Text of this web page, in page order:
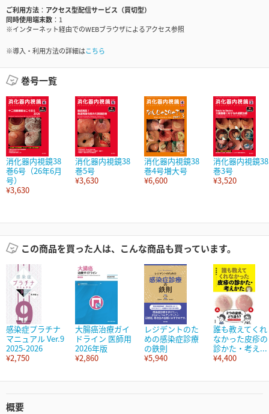
ご利用方法
アクセス型配信サービス（買切型）
同時使用端末数
1
※インターネット経由でのWEBブラウザによるアクセス参照
※導入・利用方法の詳細はこちら
巻号一覧
消化器内視鏡38
巻6号（26年6月
号）
¥3,630
消化器内視鏡38
巻5号
¥3,630
消化器内視鏡38
巻4号増大号
¥6,600
消化器内視鏡38
巻3号
¥3,520
この商品を買った人は、こんな商品も買っています。
感染症プラチナ
マニュアル Ver.9
2025-2026
¥2,750
大腸癌治療ガイ
ドライン 医師用
2026年版
¥2,860
レジデントのた
めの感染症診療
の鉄則
¥5,940
誰も教えてくれ
なかった皮疹の
診かた・考え...
¥4,400
概要